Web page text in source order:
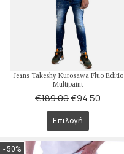
Jeans Takeshy Kurosawa Fluo Editio
Multipaint
€189.00€94.50
Επιλογή
- 50%